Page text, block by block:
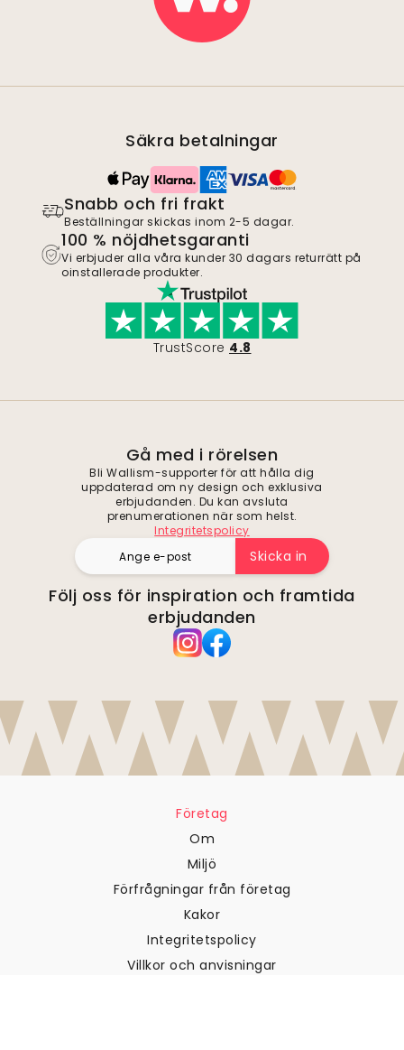
Säkra betalningar
Snabb och fri frakt
Beställningar skickas inom 2-5 dagar.
100 % nöjdhetsgaranti
Vi erbjuder alla våra kunder 30 dagars returrätt på
oinstallerade produkter.
TrustScore 4.8
Gå med i rörelsen
Bli Wallism-supporter för att hålla dig
uppdaterad om ny design och exklusiva
erbjudanden. Du kan avsluta
prenumerationen när som helst.
Integritetspolicy
Skicka in
Följ oss för inspiration och framtida
erbjudanden
Företag
Om
Miljö
Förfrågningar från företag
Kakor
Integritetspolicy
Villkor och anvisningar